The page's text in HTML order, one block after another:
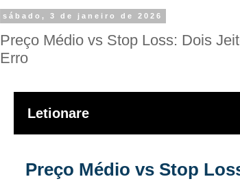
sábado, 3 de janeiro de 2026
Preço Médio vs Stop Loss: Dois
Erro
Letionare
Preço Médio vs Stop